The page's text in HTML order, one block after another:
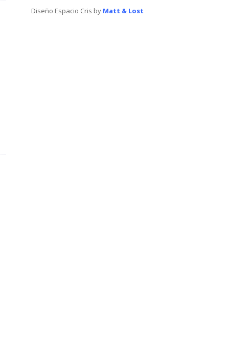
Diseño Espacio Cris by Matt & Lost